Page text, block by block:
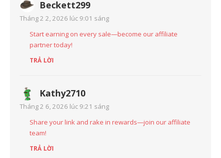
Beckett299
Tháng 2 2, 2026 lúc 9:01 sáng
Start earning on every sale—become our affiliate
partner today!
TRẢ LỜI
Kathy2710
Tháng 2 6, 2026 lúc 9:21 sáng
Share your link and rake in rewards—join our affiliate
team!
TRẢ LỜI